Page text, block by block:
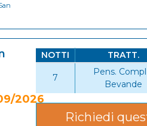
2026
NOTTI TRATT.
7
Pens.
Bevande
Richiedi